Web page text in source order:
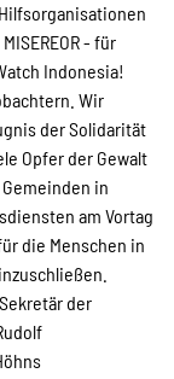
- für
Indonesia!
Wir
der Solidarität
Opfer der Gewalt
in
am Vortag
die Menschen in
der